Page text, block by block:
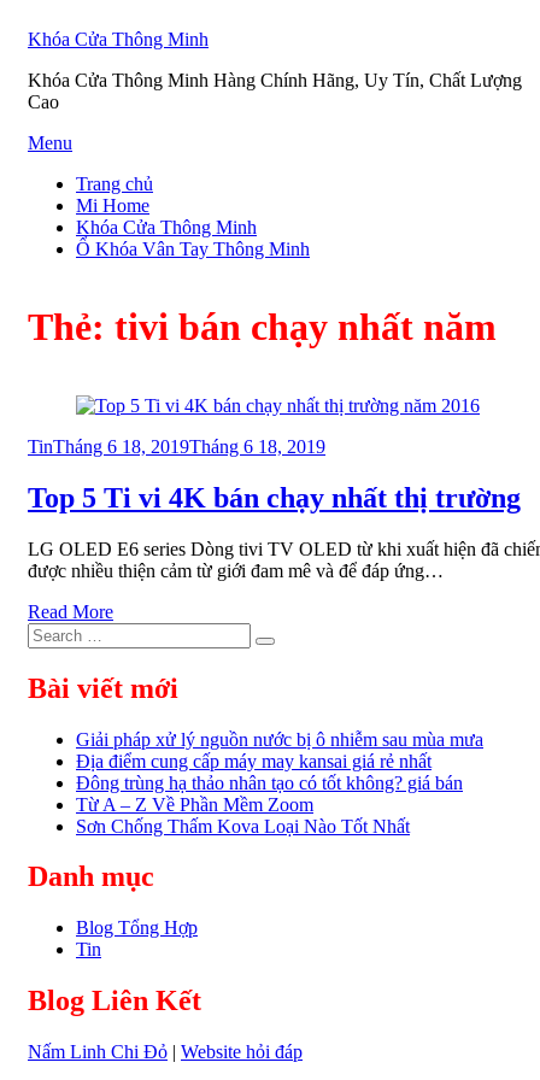
Khóa Cửa Thông Minh
Khóa Cửa Thông Minh Hàng Chính Hãng, Uy Tín, Chất Lượng
Cao
Skip
content
Menu
Trang chủ
Mi Home
Khóa Cửa Thông Minh
Ổ Khóa Vân Tay Thông Minh
Thẻ: tivi bán chạy nhất năm
TinPosted
Tháng 6 18, 2019Tháng 6 18, 2019
Top 5 Ti vi 4K bán chạy nhất thị trường
LG OLED E6 series Dòng tivi TV OLED từ khi xuất hiện đã
được nhiều thiện cảm từ giới đam mê và để đáp ứng…
Read More
Search
for:
Search
Bài viết mới
Giải pháp xử lý nguồn nước bị ô nhiễm sau mùa mưa
Địa điểm cung cấp máy may kansai giá rẻ nhất
Đông trùng hạ thảo nhân tạo có tốt không? giá bán
Từ A – Z Về Phần Mềm Zoom
Sơn Chống Thấm Kova Loại Nào Tốt Nhất
Danh mục
Blog Tổng Hợp
Tin
Blog Liên Kết
Nấm Linh Chi Đỏ | Website hỏi đáp